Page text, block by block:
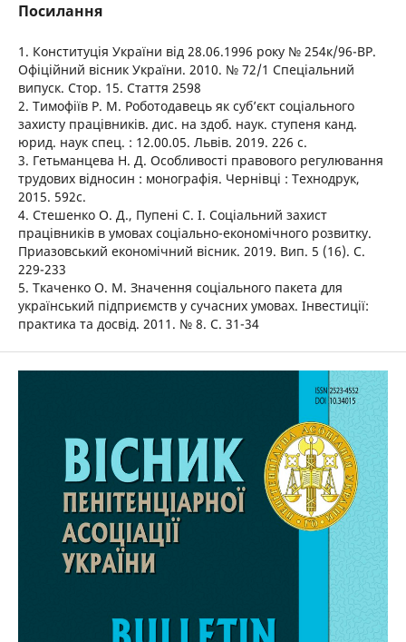
Посилання
1. Конституція України від 28.06.1996 року № 254к/96-ВР.
Офіційний вісник України. 2010. № 72/1 Спеціальний
випуск. Стор. 15. Стаття 2598
2. Тимофіїв Р. М. Роботодавець як суб’єкт соціального
захисту працівників. дис. на здоб. наук. ступеня канд.
юрид. наук спец. : 12.00.05. Львів. 2019. 226 с.
3. Гетьманцева Н. Д. Особливості правового регулювання
трудових відносин : монографія. Чернівці : Технодрук,
2015. 592с.
4. Стешенко О. Д., Пупені С. І. Соціальний захист
працівників в умовах соціально-економічного розвитку.
Приазовський економічний вісник. 2019. Вип. 5 (16). С.
229-233
5. Ткаченко О. М. Значення соціального пакета для
український підприємств у сучасних умовах. Інвестиції:
практика та досвід. 2011. № 8. С. 31-34